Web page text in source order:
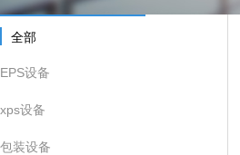
全部
EPS设备
xps设备
包装设备